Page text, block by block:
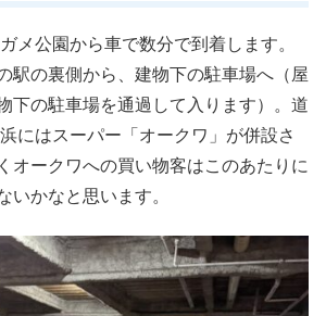
メ公園から車で数分で到着します。
駅の裏側から、建物下の駐車場へ（屋
下の駐車場を通過して入ります）。道
にはスーパー「オークワ」が併設さ
オークワへの買い物客はこのあたりに
いかなと思います。